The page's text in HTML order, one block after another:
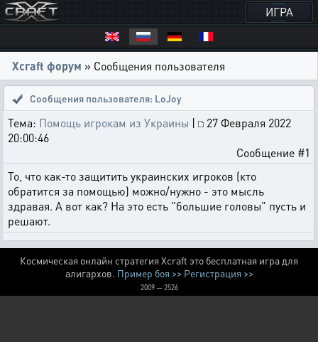
ИГРА
Xcraft форум » Сообщения пользователя
Сообщения пользователя: LoJoy
Тема: Помощь игрокам из Украины |
27 Февраля 2022
20:00:46
Сообщение #1
То, что как-то защитить украинских игроков (кто
обратится за помощью) можно/нужно - это мысль
здравая. А вот как? На это есть "большие головы" пусть и
решают.
Космическая онлайн стратегия Xcraft это бесплатная игра для
алигархов. Пример боя >> Регистрация >>
2009 — 2526